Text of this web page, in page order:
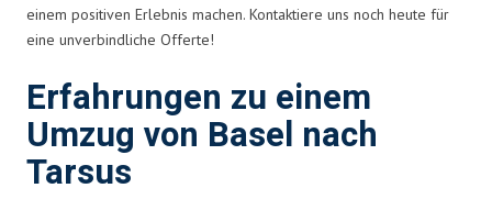
einem positiven Erlebnis machen. Kontaktiere uns noch heute für
eine unverbindliche Offerte!
Erfahrungen zu einem
Umzug von Basel nach
Tarsus